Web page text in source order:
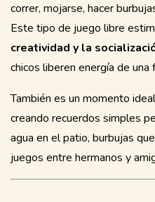
correr, mojarse, hacer
Este tipo de juego libre
creatividad y la
chicos liberen energía de una
También es un momento
creando recuerdos simples
agua en el patio, burbujas
juegos entre hermanos y